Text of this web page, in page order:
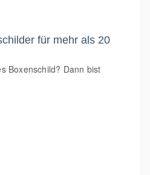
für mehr als 20
Boxenschild? Dann bist